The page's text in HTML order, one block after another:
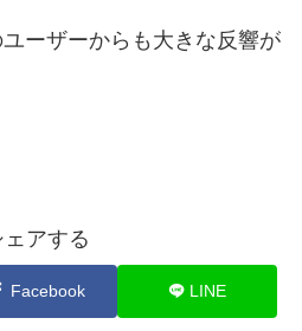
ーザーからも大きな反響が
ェアする
Facebook LINE